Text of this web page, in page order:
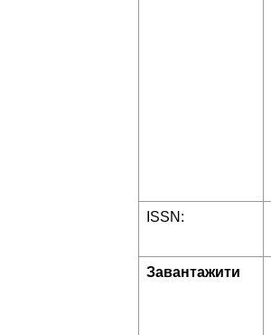
ISSN:
Завантажити